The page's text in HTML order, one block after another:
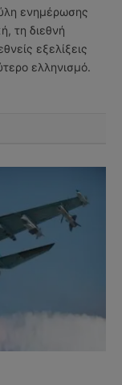
ενημέρωσης
τη διεθνή
εξελίξεις
ελληνισμό.